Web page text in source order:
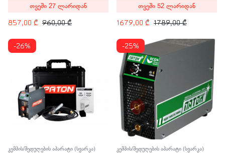
960,00₾
857,00 ₾
თვეში 27 ლარიდან
1789,00₾
1679,00 ₾
თვეში 52 ლარიდან
-26%
კემპის/შედუღების აპარატი (სვარკა)
-25%
კემპის/შედუღების აპარატი (სვარკა)